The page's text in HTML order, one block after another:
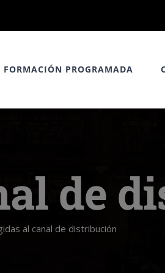
FORMACIÓN PROGRAMADA
de
al canal de distribución